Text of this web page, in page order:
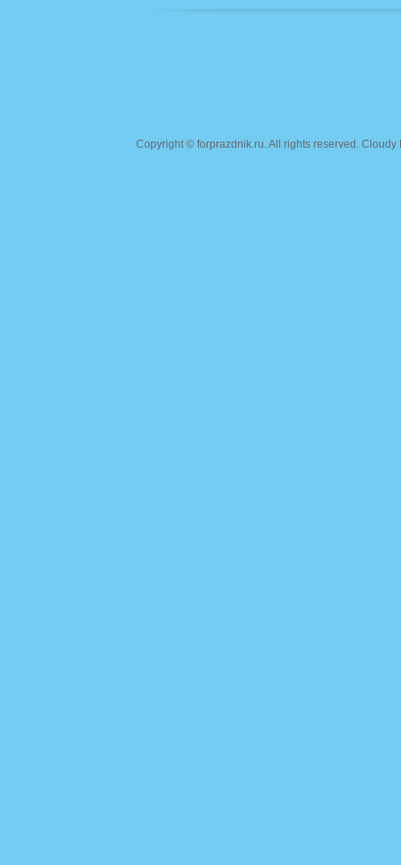
Copyright © forprazdnik.ru. All rights reserved.